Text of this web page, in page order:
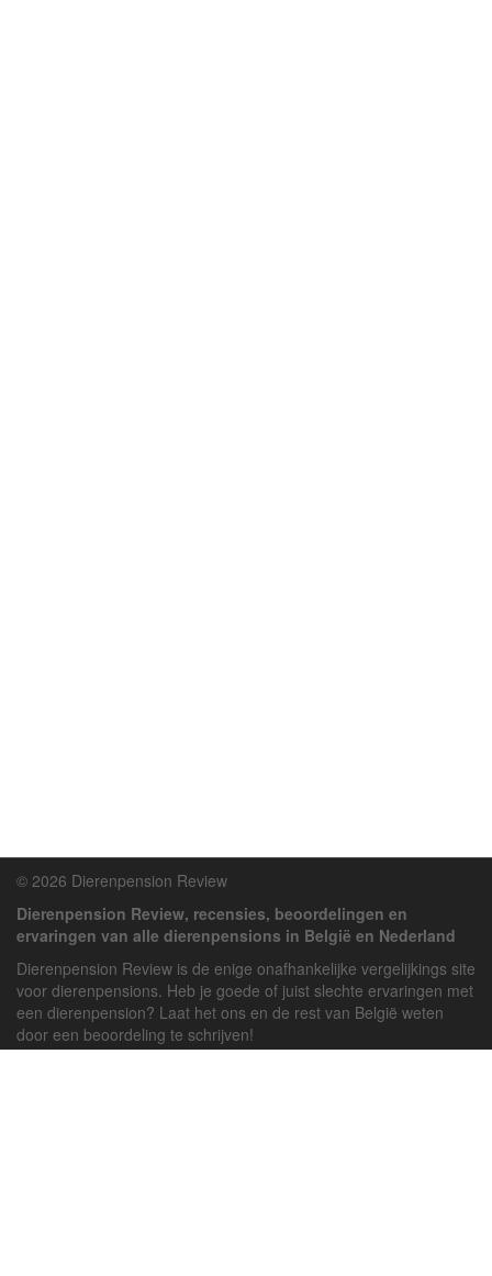
© 2026 Dierenpension Review
Dierenpension Review, recensies, beoordelingen en
ervaringen van alle dierenpensions in België en Nederland
Dierenpension Review is de enige onafhankelijke vergelijkings site
voor dierenpensions. Heb je goede of juist slechte ervaringen met
een dierenpension? Laat het ons en de rest van België weten
door een beoordeling te schrijven!